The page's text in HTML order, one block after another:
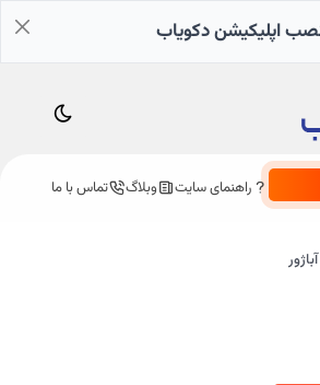
اپلیکیشن دکویاب
راهنمای سایت وبلاگ تماس با ما
آباژور